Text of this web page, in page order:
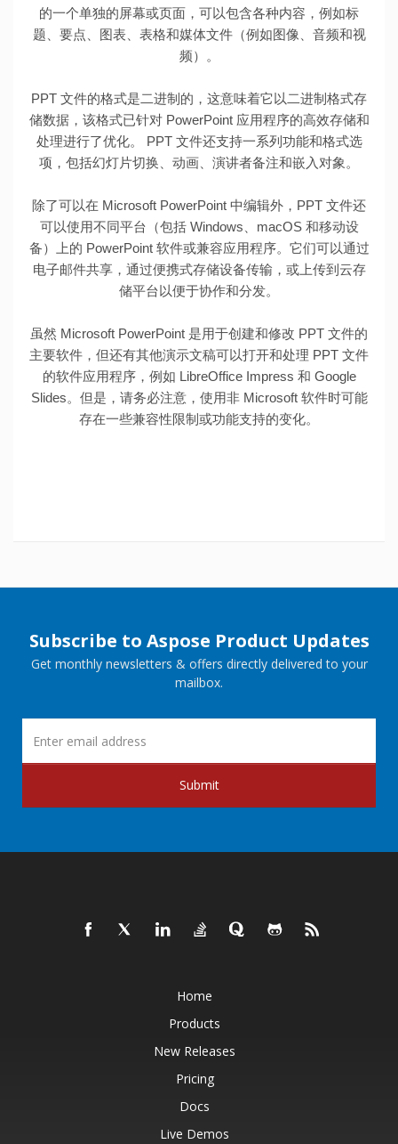
的一个单独的屏幕或页面，可以包含各种内容，例如标
题、要点、图表、表格和媒体文件（例如图像、音频和视
频）。
PPT 文件的格式是二进制的，这意味着它以二进制格式存
储数据，该格式已针对 PowerPoint 应用程序的高效存储和
处理进行了优化。 PPT 文件还支持一系列功能和格式选
项，包括幻灯片切换、动画、演讲者备注和嵌入对象。
除了可以在 Microsoft PowerPoint 中编辑外，PPT 文件还
可以使用不同平台（包括 Windows、macOS 和移动设
备）上的 PowerPoint 软件或兼容应用程序。它们可以通过
电子邮件共享，通过便携式存储设备传输，或上传到云存
储平台以便于协作和分发。
虽然 Microsoft PowerPoint 是用于创建和修改 PPT 文件的
主要软件，但还有其他演示文稿可以打开和处理 PPT 文件
的软件应用程序，例如 LibreOffice Impress 和 Google
Slides。但是，请务必注意，使用非 Microsoft 软件时可能
存在一些兼容性限制或功能支持的变化。
Subscribe to Aspose Product Updates
Get monthly newsletters & offers directly delivered to your
mailbox.
Submit
Home
Products
New Releases
Pricing
Docs
Live Demos